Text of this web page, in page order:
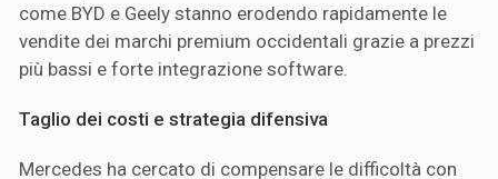
come BYD e Geely stanno erodendo rapidamente le
vendite dei marchi premium occidentali grazie a prezzi
più bassi e forte integrazione software.
Taglio dei costi e strategia difensiva
Mercedes ha cercato di compensare le difficoltà con